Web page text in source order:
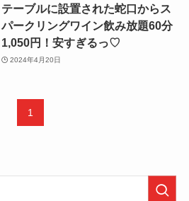
テーブルに設置された蛇口からス
パークリングワイン飲み放題60分
1,050円！安すぎるっ♡
2024年4月20日
1